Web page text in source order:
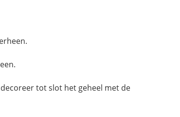
tot slot het geheel met de